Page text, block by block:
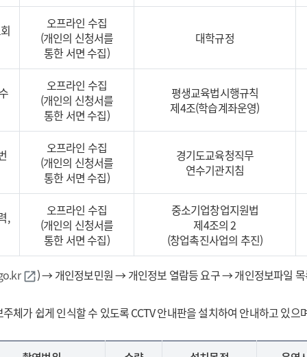
오프라인 수집
(개인의 신청서를
통한 서면 수집)
대학규정
오프라인 수집
(개인의 신청서를
통한 서면 수집)
평생교육법시행규칙
제4조(학습계좌운영)
오프라인 수집
(개인의 신청서를
통한 서면 수집)
경기도교육청직무
연수기관지침
,
오프라인 수집
(개인의 신청서를
통한 서면 수집)
중소기업창업지원법
제4조의 2
(창업촉진사업의 추진)
open_in_new바로가기
) → 개인정보민원 → 개인정보 열람등 요구 → 개인정보파일
가 쉽게 인식할 수 있도록 CCTV 안내판을 설치하여 안내하고 있으